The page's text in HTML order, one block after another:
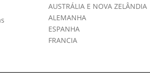
AUSTRÁLIA E NOVA ZELÂNDIA
ALEMANHA
ESPANHA
FRANCIA